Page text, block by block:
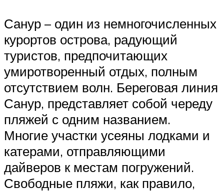
Санур – один из немногочисленных
курортов острова, радующий
туристов, предпочитающих
умиротворенный отдых, полным
отсутствием волн. Береговая линия
Санур, представляет собой череду
пляжей с одним названием.
Многие участки усеяны лодками и
катерами, отправляющими
дайверов к местам погружений.
Свободные пляжи, как правило,